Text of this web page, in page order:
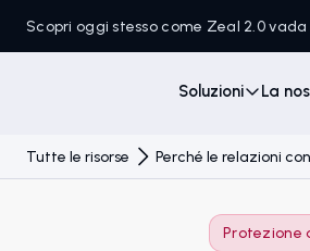
Scopri oggi stesso come Zeal 2.0
Soluzioni La
Tutte le risorse Perché le relazioni
Protezione